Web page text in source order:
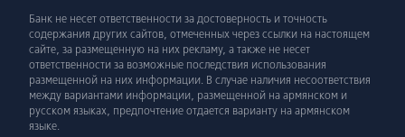
Банк не несет ответственности за достоверность и точность
содержания других сайтов, отмеченных через ссылки на настоящем
сайте, за размещенную на них рекламу, а также не несет
ответственности за возможные последствия использования
размещенной на них информации. В случае наличия несоответствия
между вариантами информации, размещенной на армянском и
русском языках, предпочтение отдается варианту на армянском
языке.